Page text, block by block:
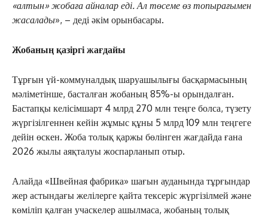
«алтын» жобаға айналар еді. Ал төсеме өз топырағымен
жасалады», – деді әкім орынбасары.
Жобаның қазіргі жағдайы
Тұрғын үй-коммуналдық шаруашылығы басқармасының
мәліметінше, басталған жобаның 85%-ы орындалған.
Бастапқы келісімшарт 4 млрд 270 млн теңге болса, түзету
жүргізілгеннен кейін жұмыс құны 5 млрд 109 млн теңгеге
дейін өскен. Жоба толық қаржы бөлінген жағдайда ғана
2026 жылы аяқталуы жоспарланып отыр.
Алайда «Швейная фабрика» шағын ауданында тұрғындар
жер астындағы желілерге қайта тексеріс жүргізілмей және
көміліп қалған учаскелер ашылмаса, жобаның толық